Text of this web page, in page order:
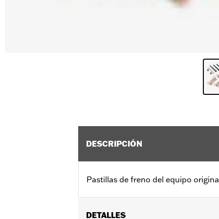
DESCRIPCIÓN
Pastillas de freno del equipo
DETALLES